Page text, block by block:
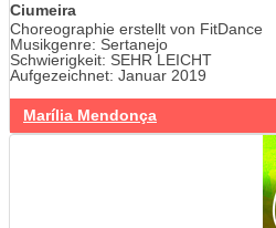
Ciumeira
Choreographie erstellt von FitDance
Musikgenre: Sertanejo
Schwierigkeit: SEHR LEICHT
Aufgezeichnet: Januar 2019
Marília Mendonça